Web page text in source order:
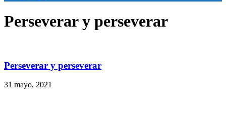
Perseverar y perseverar
Perseverar y perseverar
31 mayo, 2021